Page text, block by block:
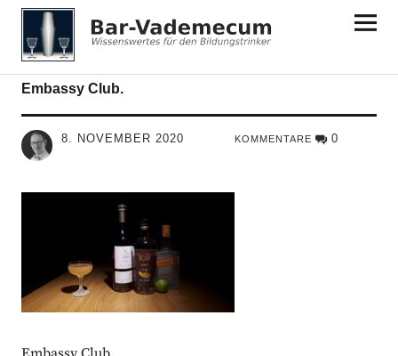
Bar-Vademecum
Embassy Club.
8. NOVEMBER 2020 KOMMENTARE 0